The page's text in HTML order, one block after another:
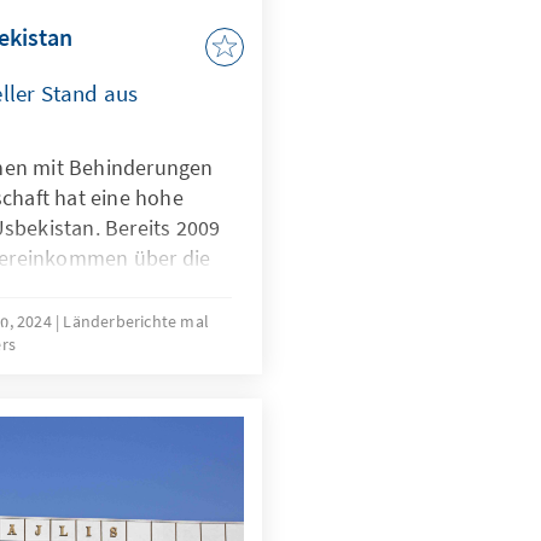
Stand aus
mit Behinderungen
hat eine hohe
Bereits 2009
über die
2021 ratifiziert. Seit
Schawkat Mirsijojew
mit
ihnen Zugang zu
2024 Länderberichte mal